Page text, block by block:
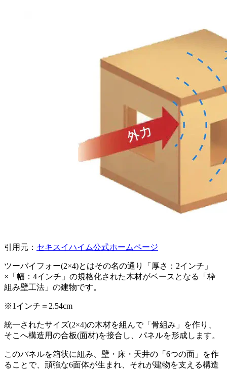
引用元： セキスイハイム公式ホームページ
ツーバイフォー(2×4)とはその名の通り「厚さ：2インチ」
×「幅：4インチ」の規格化された木材がベースとなる「枠
組み壁工法」の建物です。
※1インチ＝2.54cm
統一されたサイズ(2×4)の木材を組んで「骨組み」を作り、
そこへ構造用の合板(面材)を接合し、パネルを形成します。
このパネルを箱状に組み、壁・床・天井の「6つの面」を作
ることで、頑強な6面体が生まれ、それが建物を支える構造